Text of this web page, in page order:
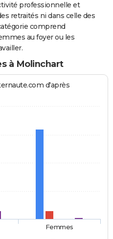
professionnelle et
retraités ni dans celle des
comprend
au foyer ou les
à Molinchart
d'après
Femmes